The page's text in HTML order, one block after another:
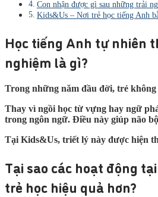
Con nhận được gì sau những trải
Kids&Us – Nơi trẻ học tiếng Anh
Học tiếng Anh tự nhiên
nghiệm là gì?
Trong những năm đầu đời, trẻ
Thay vì ngồi học từ vựng hay ngữ
trong ngôn ngữ. Điều này giúp não
Tại Kids&Us, triết lý này được hiện
Tại sao các hoạt động
trẻ học hiệu quả hơn?